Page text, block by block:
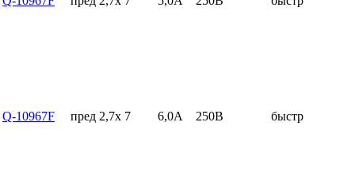
Q-10967F пред 2,7x 7 6,0А 250В быстр